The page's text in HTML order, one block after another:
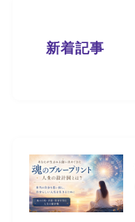
新着記事